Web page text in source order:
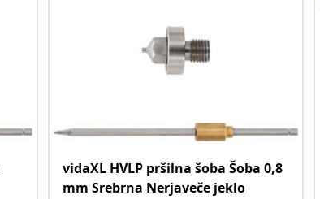
vidaXL HVLP pršilna šoba Šoba 0,8
mm Srebrna Nerjaveče jeklo